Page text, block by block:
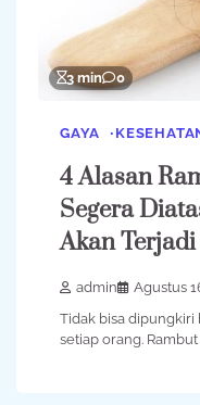
3 min 0
GAYA
4 Alasan
Segera
Akan Terjadi
admin
Agustus
Tidak bisa
setiap orang.